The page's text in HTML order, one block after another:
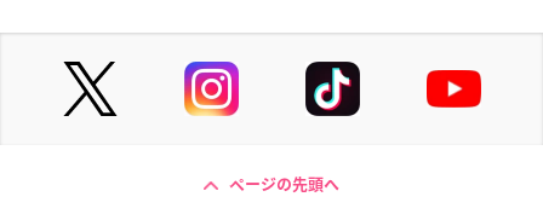
ページの先頭へ